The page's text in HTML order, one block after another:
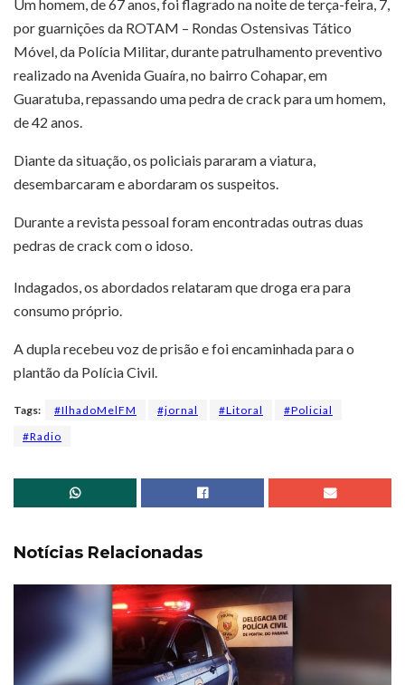
Um homem, de 67 anos, foi flagrado na noite de terça-feira, 7,
por guarnições da ROTAM – Rondas Ostensivas Tático
Móvel, da Polícia Militar, durante patrulhamento preventivo
realizado na Avenida Guaíra, no bairro Cohapar, em
Guaratuba, repassando uma pedra de crack para um homem,
de 42 anos.
Diante da situação, os policiais pararam a viatura,
desembarcaram e abordaram os suspeitos.
Durante a revista pessoal foram encontradas outras duas
pedras de crack com o idoso.
Indagados, os abordados relataram que droga era para
consumo próprio.
A dupla recebeu voz de prisão e foi encaminhada para o
plantão da Polícia Civil.
Tags: #IlhadoMelFM #jornal #Litoral
#Policial
#Radio
Notícias Relacionadas